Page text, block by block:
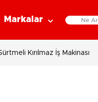
Eğitici Oyuncaklar
Markalar
Kırılmaz İş Makinası